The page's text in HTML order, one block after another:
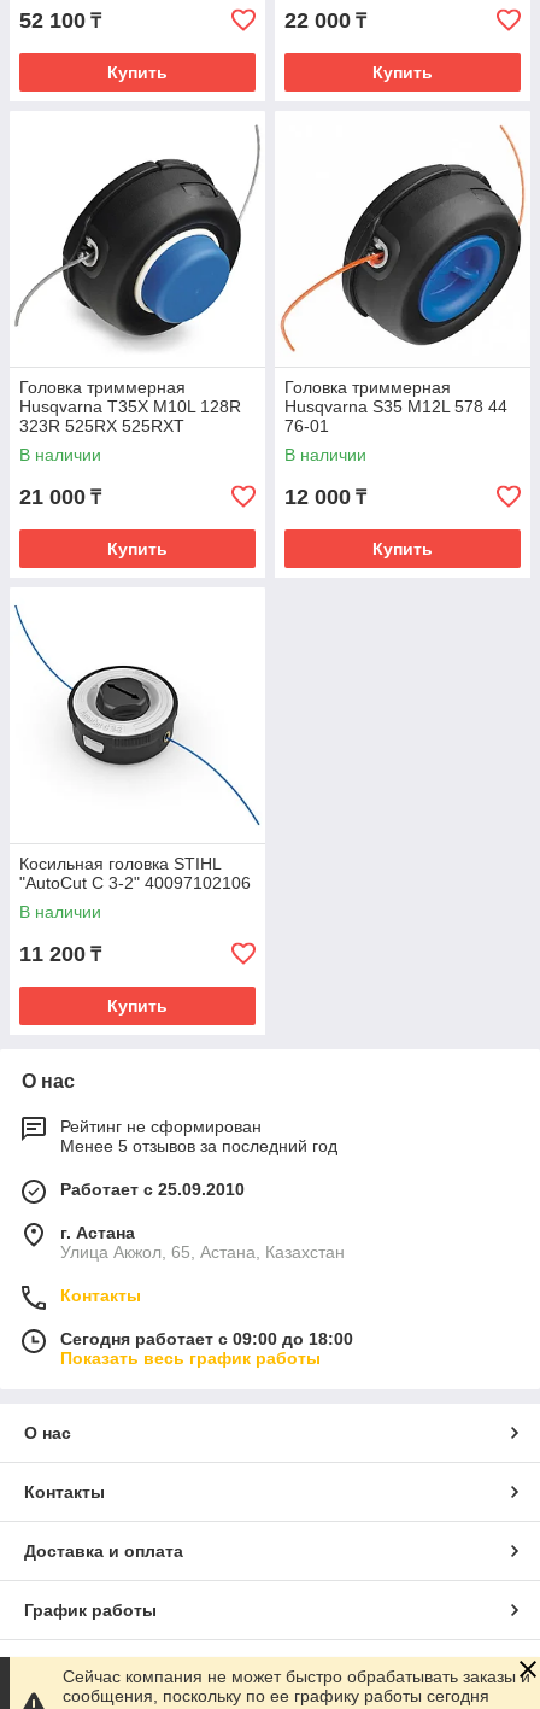
52 100 ₸
Купить
22 000 ₸
Купить
Головка триммерная
Husqvarna T35X M10L 128R
323R 525RX 525RXT
5784465-01
В наличии
21 000 ₸
Купить
Головка триммерная
Husqvarna S35 M12L 578 44
76-01
В наличии
12 000 ₸
Купить
Косильная головка STIHL
"AutoCut C 3-2" 40097102106
В наличии
11 200 ₸
Купить
О нас
Рейтинг не сформирован
Менее 5 отзывов за последний год
Работает с 25.09.2010
г. Астана
Улица Акжол, 65, Астана, Казахстан
Контакты
Сегодня работает с 09:00 до 18:00
Показать весь график работы
О нас
Контакты
Доставка и оплата
График работы
Полная версия сайта
Сейчас компания не может быстро обрабатывать заказы и
сообщения, поскольку по ее графику работы сегодня